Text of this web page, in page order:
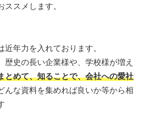
スメします。
近年力を入れております。
歴史の長い企業様や、学校様が増え
とめて、知ることで、会社への愛社
んな資料を集めれば良いか等から相